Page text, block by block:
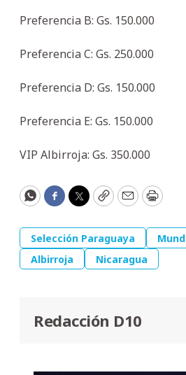
Preferencia B: Gs. 150.000
Preferencia C: Gs. 250.000
Preferencia D: Gs. 150.000
Preferencia E: Gs. 150.000
VIP Albirroja: Gs. 350.000
WhatsApp
Facebook
Twitter
CopyEmailPrint
Selección Paraguaya
Albirroja
Nicaragua
Redacción D10